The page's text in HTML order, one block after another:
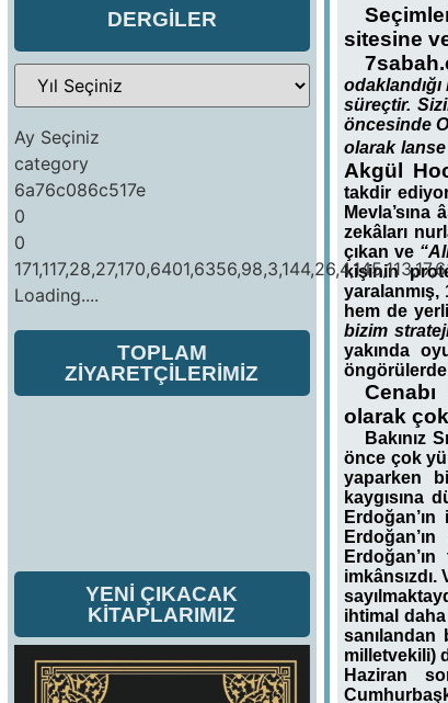
DERGİLER
Ay Seçiniz
category
6a76c086c517e
0
0
Loading....
TOPLAM
ZİYARETÇİLERİMİZ
YENİ ÇIKACAK
KİTAPLARIMIZ
sitesine
süreçtir.
öncesinde
olarak lanse
Akgül
takdir
Mevla’sına
zekâları
çıkan ve
kişinin
yaralanmış,
hem de
bizim
yakında
olarak
Bakınız
önce çok
yaparken
kaygısına
ihtimal
milletvekili)
Haziran